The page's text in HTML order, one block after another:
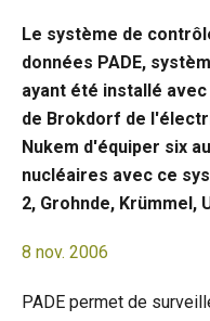
Le système de
données PADE,
ayant été installé
de Brokdorf de
Nukem d'équiper six
nucléaires avec ce
2, Grohnde,
8 nov. 2006
PADE permet de